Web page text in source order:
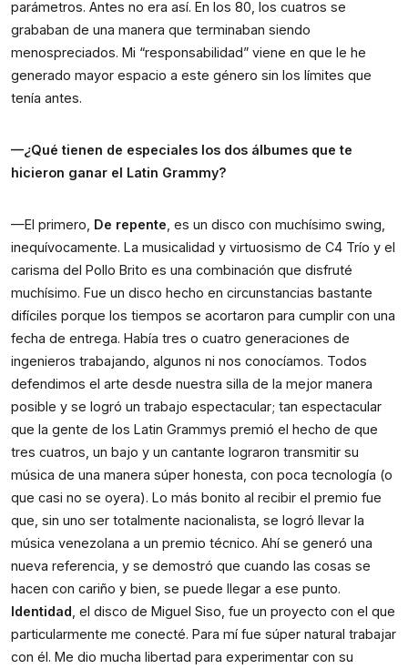
parámetros. Antes no era así. En los 80, los cuatros se
grababan de una manera que terminaban siendo
menospreciados. Mi “responsabilidad” viene en que le he
generado mayor espacio a este género sin los límites que
tenía antes.
—¿Qué tienen de especiales los dos álbumes que te
hicieron ganar el Latin Grammy?
—El primero, De repente , es un disco con muchísimo swing,
inequívocamente. La musicalidad y virtuosismo de C4 Trío y el
carisma del Pollo Brito es una combinación que disfruté
muchísimo. Fue un disco hecho en circunstancias bastante
difíciles porque los tiempos se acortaron para cumplir con una
fecha de entrega. Había tres o cuatro generaciones de
ingenieros trabajando, algunos ni nos conocíamos. Todos
defendimos el arte desde nuestra silla de la mejor manera
posible y se logró un trabajo espectacular; tan espectacular
que la gente de los Latin Grammys premió el hecho de que
tres cuatros, un bajo y un cantante lograron transmitir su
música de una manera súper honesta, con poca tecnología (o
que casi no se oyera). Lo más bonito al recibir el premio fue
que, sin uno ser totalmente nacionalista, se logró llevar la
música venezolana a un premio técnico. Ahí se generó una
nueva referencia, y se demostró que cuando las cosas se
hacen con cariño y bien, se puede llegar a ese punto.
Identidad , el disco de Miguel Siso, fue un proyecto con el que
particularmente me conecté. Para mí fue súper natural trabajar
con él. Me dio mucha libertad para experimentar con su